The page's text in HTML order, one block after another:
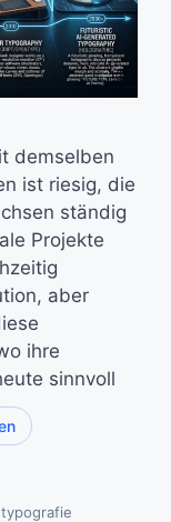
demselben
ist riesig, die
ständig
Projekte
aber
ihre
sinnvoll
typografie